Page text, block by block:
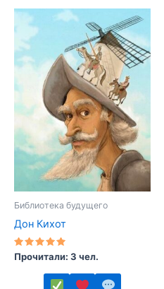
товар
имеет
несколько
вариаций.
Опции
можно
выбрать
на
странице
товара.
Библиотека будущего
Дон Кихот
Оценка
5.00
Прочитали: 3 чел.